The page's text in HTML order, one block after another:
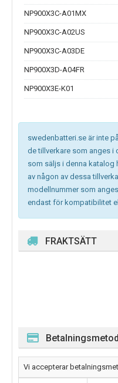
NP900X3C-A01MX
NP900X3C-A02US
NP900X3C-A03DE
NP900X3D-A04FR
NP900X3E-K01
swedenbatteri.se är inte
de tillverkare som anges i
som säljs i denna katalog
av någon av dessa
modellnummer som
endast för kompatibilitet
FRAKTSÄTT
Vi accepterar